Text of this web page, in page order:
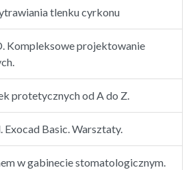
tlenku cyrkonu
Kompleksowe projektowanie
protetycznych od A do Z.
Exocad Basic. Warsztaty.
w gabinecie stomatologicznym.